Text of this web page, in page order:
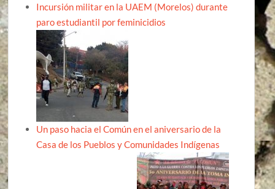
Incursión militar en la UAEM (Morelos) durante
paro estudiantil por feminicidios
Un paso hacia el Común en el aniversario de la
Casa de los Pueblos y Comunidades Indígenas